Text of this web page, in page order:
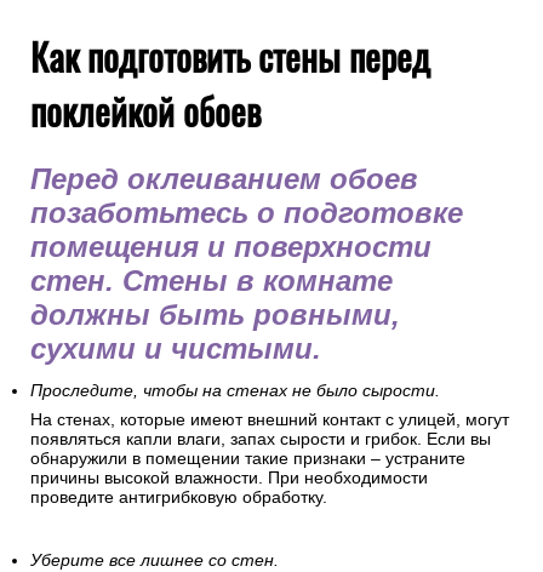
Как подготовить стены перед
поклейкой обоев
Перед оклеиванием обоев
позаботьтесь о подготовке
помещения и поверхности
стен. Стены в комнате
должны быть ровными,
сухими и чистыми.
Проследите, чтобы на стенах не было сырости.
На стенах, которые имеют внешний контакт с улицей, могут
появляться капли влаги, запах сырости и грибок. Если вы
обнаружили в помещении такие признаки – устраните
причины высокой влажности. При необходимости
проведите антигрибковую обработку.
Уберите все лишнее со стен.